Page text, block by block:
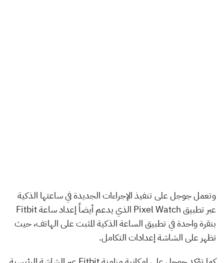
وتعمل جوجل على تنفيذ الإجراءات الجديدة في ساعتها الذكية
عبر تطبيق Pixel Watch الذي يدعم أيضاً إعداد ساعة Fitbit
بنقرة واحدة في تطبيق الساعة الذكية المثبت على الهاتف، حيث
تظهر على الشاشة إعدادات التكامل.